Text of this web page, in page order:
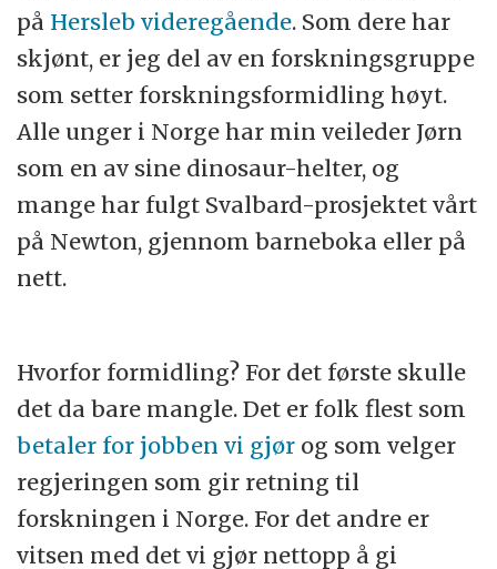
på Hersleb videregående. Som dere har
skjønt, er jeg del av en forskningsgruppe
som setter forskningsformidling høyt.
Alle unger i Norge har min veileder Jørn
som en av sine dinosaur-helter, og
mange har fulgt Svalbard-prosjektet vårt
på Newton, gjennom barneboka eller på
nett.
Hvorfor formidling? For det første skulle
det da bare mangle. Det er folk flest som
betaler for jobben vi gjør og som velger
regjeringen som gir retning til
forskningen i Norge. For det andre er
vitsen med det vi gjør nettopp å gi